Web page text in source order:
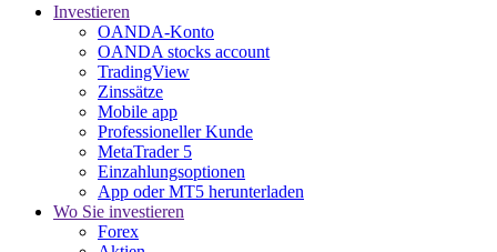
Investieren
OANDA-Konto
OANDA stocks account
TradingView
Zinssätze
Mobile app
Professioneller Kunde
MetaTrader 5
Einzahlungsoptionen
App oder MT5 herunterladen
Wo Sie investieren
Forex